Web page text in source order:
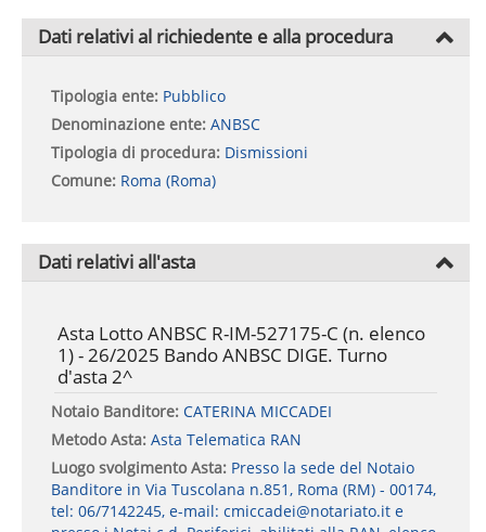
Dati relativi al richiedente e alla procedura
Tipologia ente: Pubblico
Denominazione ente:ANBSC
Tipologia di procedura: Dismissioni
Comune: Roma (Roma)
Dati relativi all'asta
Asta Lotto ANBSC R-IM-527175-C (n. elenco
1) - 26/2025 Bando ANBSC DIGE. Turno
d'asta 2^
Notaio Banditore:CATERINA MICCADEI
Metodo Asta:Asta Telematica RAN
Luogo svolgimento Asta: Presso la sede del Notaio
Banditore in Via Tuscolana n.851, Roma (RM) - 00174,
tel: 06/7142245, e-mail: cmiccadei@notariato.it e